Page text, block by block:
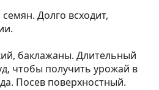
Долго всходит,
баклажаны. Длительный
чтобы получить урожай в
Посев поверхностный.